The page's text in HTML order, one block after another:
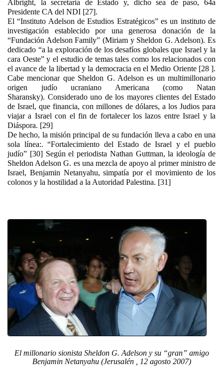
Albright, la secretaria de Estado y, dicho sea de paso, 64a
Presidente CA del NDI [27].
El “Instituto Adelson de Estudios Estratégicos” es un instituto de
investigación establecido por una generosa donación de la
“Fundación Adelson Family” (Miriam y Sheldon G. Adelson). Es
dedicado “a la exploración de los desafíos globales que Israel y la
cara Oeste” y el estudio de temas tales como los relacionados con
el avance de la libertad y la democracia en el Medio Oriente [28 ].
Cabe mencionar que Sheldon G. Adelson es un multimillonario
origen judío ucraniano Americana (como Natan
Sharansky). Considerado uno de los mayores clientes del Estado
de Israel, que financia, con millones de dólares, a los Judios para
viajar a Israel con el fin de fortalecer los lazos entre Israel y la
Diáspora. [29]
De hecho, la misión principal de su fundación lleva a cabo en una
sola línea:. “Fortalecimiento del Estado de Israel y el pueblo
judío” [30] Según el periodista Nathan Guttman, la ideología de
Sheldon Adelson G. es una mezcla de apoyo al primer ministro de
Israel, Benjamin Netanyahu, simpatía por el movimiento de los
colonos y la hostilidad a la Autoridad Palestina. [31]
El millonario sionista Sheldon G. Adelson y su “gran” amigo
Benjamin Netanyahu (Jerusalén , 12 agosto 2007)